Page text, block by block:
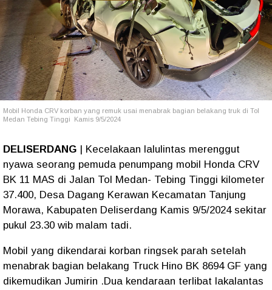
Mobil Honda CRV korban yang remuk usai menabrak bagian belakang truk di Tol
Medan Tebing Tinggi Kamis 9/5/2024
DELISERDANG | Kecelakaan lalulintas merenggut
nyawa seorang pemuda penumpang mobil Honda CRV
BK 11 MAS di Jalan Tol Medan- Tebing Tinggi kilometer
37.400, Desa Dagang Kerawan Kecamatan Tanjung
Morawa, Kabupaten Deliserdang Kamis 9/5/2024 sekitar
pukul 23.30 wib malam tadi.
Mobil yang dikendarai korban ringsek parah setelah
menabrak bagian belakang Truck Hino BK 8694 GF yang
dikemudikan Jumirin .Dua kendaraan terlibat lakalantas